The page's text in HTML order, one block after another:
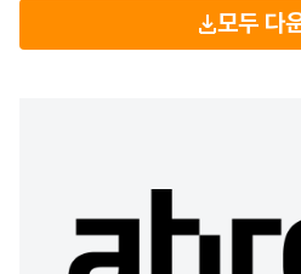
모두 다